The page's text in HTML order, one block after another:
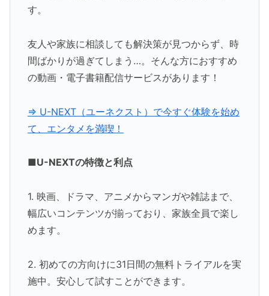
す。
友人や家族に相談しても解決策が見つからず、時
間ばかりが過ぎてしまう…。そんな方におすすめ
の動画・電子書籍配信サービスがあります！
⇒ U-NEXT（ユーネクスト）で今すぐ体験を始め
て、エンタメを満喫！
■U-NEXTの特徴と利点
1. 映画、ドラマ、アニメからマンガや雑誌まで、
幅広いコンテンツが揃っており、家族全員で楽し
めます。
2. 初めての方向けに31日間の無料トライアルを実
施中。安心して試すことができます。